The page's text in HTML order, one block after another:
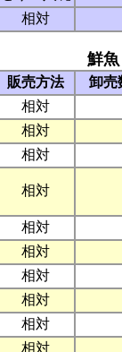
相対
鮮
販売方法
卸売
相対
相対
相対
相対
相対
相対
相対
相対
相対
相対